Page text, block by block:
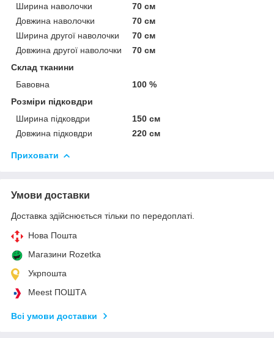
Ширина наволочки
70 см
Довжина наволочки
70 см
Ширина другої наволочки
70 см
Довжина другої наволочки
70 см
Склад тканини
Бавовна
100 %
Розміри підковдри
Ширина підковдри
150 см
Довжина підковдри
220 см
Приховати
Умови доставки
Доставка здійснюється тільки по передоплаті.
Нова Пошта
Магазини Rozetka
Укрпошта
Meest ПОШТА
Всі умови доставки